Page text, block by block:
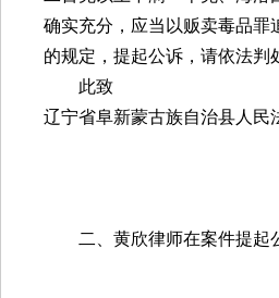
确实充分，应当以贩卖毒品罪
的规定，提起公诉，请依法判
此致
辽宁省阜新蒙古族自治县人民
二、黄欣律师在案件提